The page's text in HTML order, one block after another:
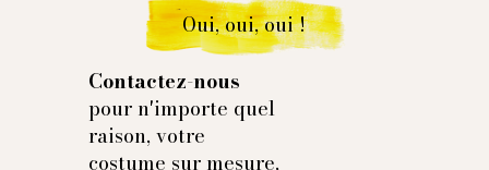
Contactez-nous
pour n'importe quel
raison, votre
costume sur mesure,
Oui, oui, oui !